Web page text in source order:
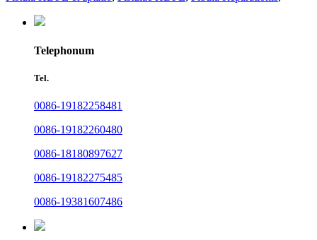
Telephonum
Tel.
0086-19182258481
0086-19182260480
0086-18180897627
0086-19182275485
0086-19381607486